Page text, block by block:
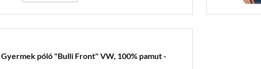
Gyermek póló "Bulli Front" VW, 100% pamut -